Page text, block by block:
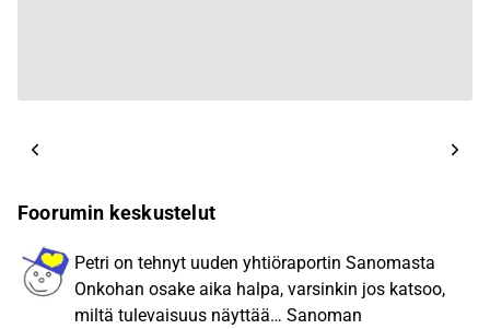
Foorumin keskustelut
Petri on tehnyt uuden yhtiöraportin Sanomasta
Onkohan osake aika halpa, varsinkin jos katsoo,
miltä tulevaisuus näyttää… Sanoman